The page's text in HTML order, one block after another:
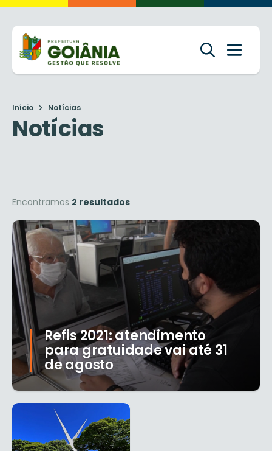
Início Notícias
Notícias
Encontramos 2 resultados
Refis 2021: atendimento
para gratuidade vai até 31
de agosto